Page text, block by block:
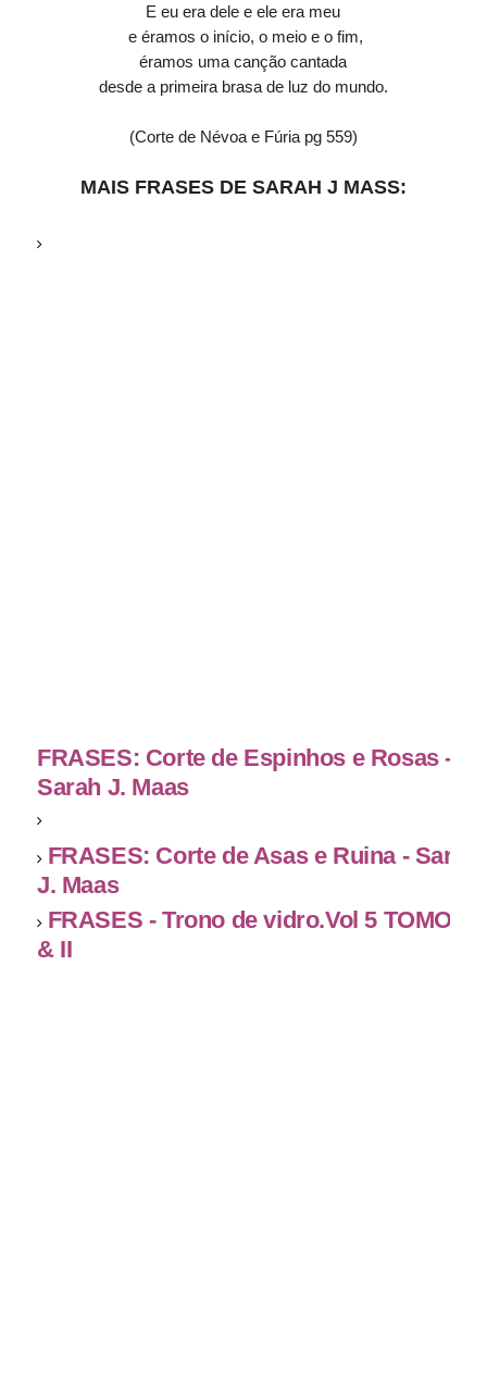
E eu era dele e ele era meu
e éramos o início, o meio e o fim,
éramos uma canção cantada
desde a primeira brasa de luz do mundo.
(Corte de Névoa e Fúria pg 559)
MAIS FRASES DE SARAH J MASS:
FRASES: Corte de Espinhos e Rosas -
Sarah J. Maas
FRASES: Corte de Asas e Ruina - Sarah
J. Maas
FRASES - Trono de vidro.Vol 5 TOMO I
& II